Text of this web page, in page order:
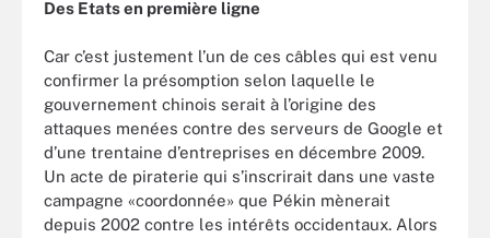
Des Etats en première ligne
Car c’est justement l’un de ces câbles qui est venu
confirmer la présomption selon laquelle le
gouvernement chinois serait à l’origine des
attaques menées contre des serveurs de Google et
d’une trentaine d’entreprises en décembre 2009.
Un acte de piraterie qui s’inscrirait dans une vaste
campagne «coordonnée» que Pékin mènerait
depuis 2002 contre les intérêts occidentaux. Alors